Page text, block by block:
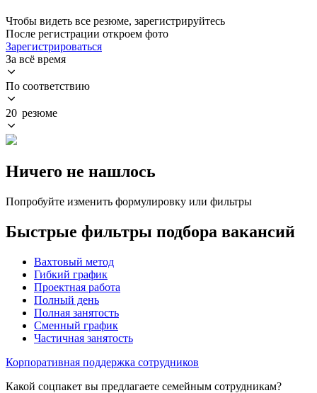
Чтобы видеть все резюме, зарегистрируйтесь
После регистрации откроем фото
Зарегистрироваться
За всё время
По соответствию
20 резюме
Ничего не нашлось
Попробуйте изменить формулировку или фильтры
Быстрые фильтры подбора вакансий
Вахтовый метод
Гибкий график
Проектная работа
Полный день
Полная занятость
Сменный график
Частичная занятость
Корпоративная поддержка сотрудников
Какой соцпакет вы предлагаете семейным сотрудникам?